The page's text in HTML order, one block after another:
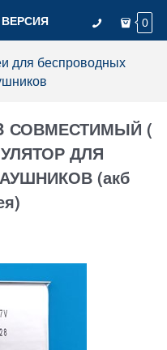
0
для беспроводных
СОВМЕСТИМЫЙ (
ДЛЯ
(акб